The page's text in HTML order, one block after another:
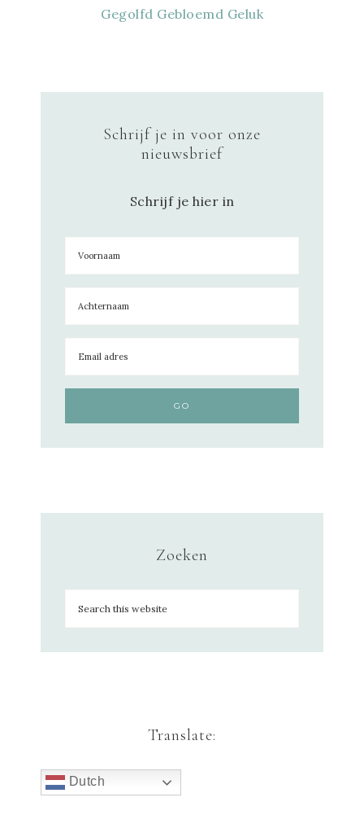
Gegolfd Gebloemd Geluk
Schrijf je in voor onze
nieuwsbrief
Schrijf je hier in
Zoeken
Translate:
Dutch